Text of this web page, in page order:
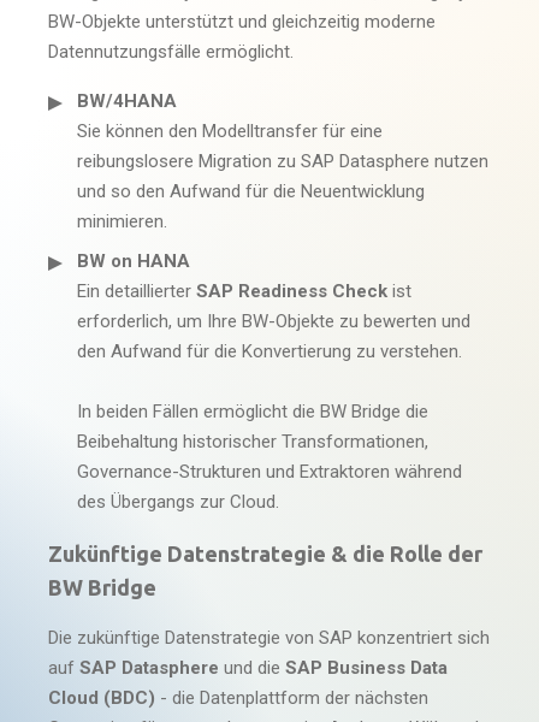
BW-Objekte unterstützt und gleichzeitig moderne
Datennutzungsfälle ermöglicht.
BW/4HANA
Sie können den Modelltransfer für eine
reibungslosere Migration zu SAP Datasphere nutzen
und so den Aufwand für die Neuentwicklung
minimieren.
BW on HANA
Ein detaillierter SAP Readiness Check ist
erforderlich, um Ihre BW-Objekte zu bewerten und
den Aufwand für die Konvertierung zu verstehen.
In beiden Fällen ermöglicht die BW Bridge die
Beibehaltung historischer Transformationen,
Governance-Strukturen und Extraktoren während
des Übergangs zur Cloud.
Zukünftige Datenstrategie & die Rolle der
BW Bridge
Die zukünftige Datenstrategie von SAP konzentriert sich
auf SAP Datasphere und die SAP Business Data
Cloud (BDC) - die Datenplattform der nächsten